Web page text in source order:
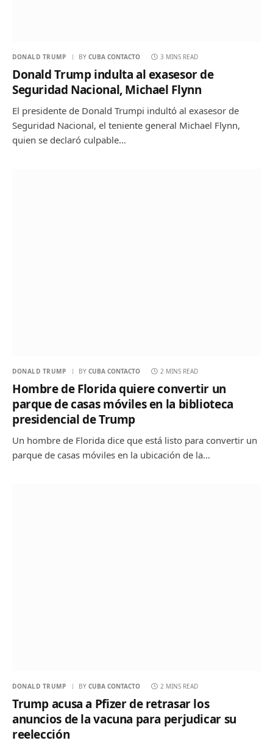
DONALD TRUMP BY CUBA CONTACTO 3 MINS READ
Donald Trump indulta al exasesor de
Seguridad Nacional, Michael Flynn
El presidente de Donald Trumpi indultó al exasesor de
Seguridad Nacional, el teniente general Michael Flynn,
quien se declaró culpable…
DONALD TRUMP BY CUBA CONTACTO 2 MINS READ
Hombre de Florida quiere convertir un
parque de casas móviles en la biblioteca
presidencial de Trump
Un hombre de Florida dice que está listo para convertir un
parque de casas móviles en la ubicación de la…
DONALD TRUMP BY CUBA CONTACTO 2 MINS READ
Trump acusa a Pfizer de retrasar los
anuncios de la vacuna para perjudicar su
reelección